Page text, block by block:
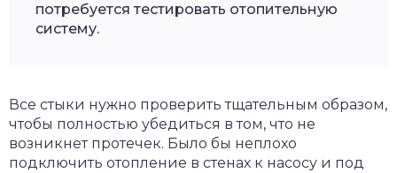
потребуется тестировать отопительную
систему.
Все стыки нужно проверить тщательным образом,
чтобы полностью убедиться в том, что не
возникнет протечек. Было бы неплохо
подключить отопление в стенах к насосу и под